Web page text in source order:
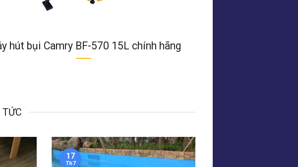
hút bụi Camry BF-570 15L chính hãng
17
Th7